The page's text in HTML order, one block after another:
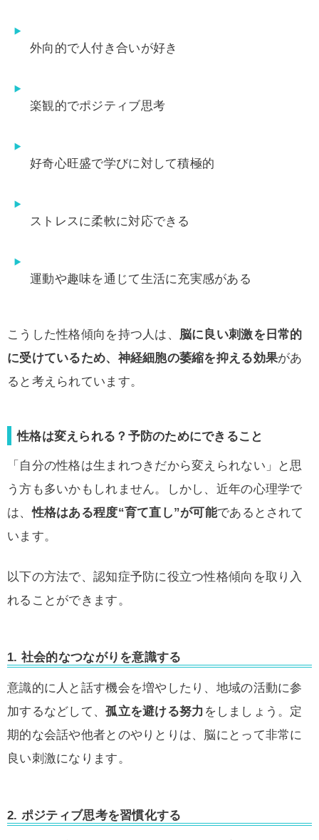
外向的で人付き合いが好き
楽観的でポジティブ思考
好奇心旺盛で学びに対して積極的
ストレスに柔軟に対応できる
運動や趣味を通じて生活に充実感がある
こうした性格傾向を持つ人は、 脳に良い刺激を日常的
に受けているため、神経細胞の萎縮を抑える効果があ
ると考えられています。
性格は変えられる？予防のためにできること
「自分の性格は生まれつきだから変えられない」と思
う方も多いかもしれません。しかし、近年の心理学で
は、性格はある程度“育て直し”が可能であるとされて
います。
以下の方法で、認知症予防に役立つ性格傾向を取り入
れることができます。
1. 社会的なつながりを意識する
意識的に人と話す機会を増やしたり、地域の活動に参
加するなどして、孤立を避ける努力 をしましょう。定
期的な会話や他者とのやりとりは、脳にとって非常に
良い刺激になります。
2. ポジティブ思考を習慣化する